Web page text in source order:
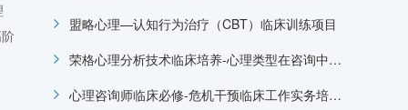
盟略心理—认知行为治疗（CBT）临床训练项目
荣格心理分析技术临床培养-心理类型在咨询中的深度应用与实操，盟略线下课程
心理咨询师临床必修-危机干预临床工作实务培训项目-盟略心理咨询师培训